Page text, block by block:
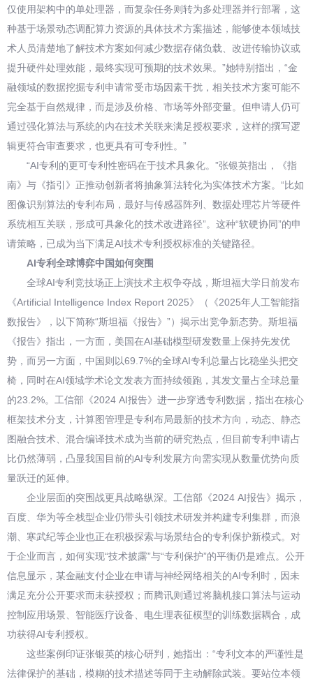
仅使用架构中的单处理器，而复杂任务则转为多处理器并行部署，这
种基于场景动态调配算力资源的具体技术方案描述，能够使本领域技
术人员清楚地了解技术方案如何减少数据存储负载、改进传输协议或
提升硬件处理效能，最终实现可预期的技术效果。”她特别指出，“金
融领域的数据挖掘专利申请常受市场因素干扰，相关技术方案可能不
完全基于自然规律，而是涉及价格、市场等外部变量。但申请人仍可
通过强化算法与系统的内在技术关联来满足授权要求，这样的撰写逻
辑更符合审查要求，也更具有可专利性。”
“AI专利的更可专利性密码在于技术具象化。”张银英指出，《指
南》与《指引》正推动创新者将抽象算法转化为实体技术方案。“比如
图像识别算法的专利布局，最好与传感器阵列、数据处理芯片等硬件
系统相互关联，形成可具象化的技术改进路径”。这种“软硬协同”的申
请策略，已成为当下满足AI技术专利授权标准的关键路径。
AI专利全球博弈中国如何突围
全球AI专利竞技场正上演技术主权争夺战，斯坦福大学日前发布
《Artificial Intelligence Index Report 2025》（《2025年人工智能指
数报告》，以下简称“斯坦福《报告》”）揭示出竞争新态势。斯坦福
《报告》指出，一方面，美国在AI基础模型研发数量上保持先发优
势，而另一方面，中国则以69.7%的全球AI专利总量占比稳坐头把交
椅，同时在AI领域学术论文发表方面持续领跑，其发文量占全球总量
的23.2%。工信部《2024 AI报告》进一步穿透专利数据，指出在核心
框架技术分支，计算图管理是专利布局最新的技术方向，动态、静态
图融合技术、混合编译技术成为当前的研究热点，但目前专利申请占
比仍然薄弱，凸显我国目前的AI专利发展方向需实现从数量优势向质
量跃迁的延伸。
企业层面的突围战更具战略纵深。工信部《2024 AI报告》揭示，
百度、华为等全栈型企业仍带头引领技术研发并构建专利集群，而浪
潮、寒武纪等企业也正在积极探索与场景结合的专利保护新模式。对
于企业而言，如何实现“技术披露”与“专利保护”的平衡仍是难点。公开
信息显示，某金融支付企业在申请与神经网络相关的AI专利时，因未
满足充分公开要求而未获授权；而腾讯则通过将脑机接口算法与运动
控制应用场景、智能医疗设备、电生理表征模型的训练数据耦合，成
功获得AI专利授权。
这些案例印证张银英的核心研判，她指出：“专利文本的严谨性是
法律保护的基础，模糊的技术描述等同于主动解除武装。要站位本领